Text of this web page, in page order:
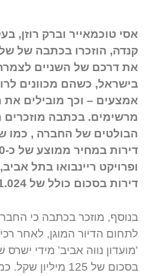
אסי טוכמאייר וברק רוזן,
קנדה, הוזכרו בכתבה של
את דרכם של השניים
בישראל, כשהם מכוונים
אמצעים – וכך מובילים
מרשימים. בכתבה מוזכרים
הבולטים של החברה , כמו
דירות בסכום כולל של 1.024 מיליארד שקל.
בנוסף, מוזכר בכתבה כי
לתחום הדיור המוגן, לאחר
'מועדון נווה אביב' מידי
בסכום של 125